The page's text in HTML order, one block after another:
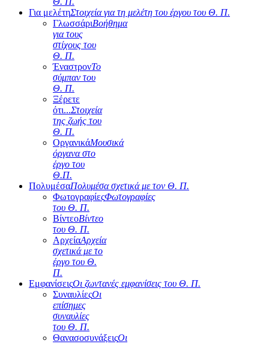
Για μελέτηΣτοιχεία για τη μελέτη του έργου του Θ. Π.
ΓλωσσάριΒοήθημα
για τους
στίχους του
Θ. Π.
ΈναστρονΤο
σύμπαν του
Θ. Π.
Ξέρετε
ότι...Στοιχεία
της ζωής του
Θ. Π.
ΟργανικάΜουσικά
όργανα στο
έργο του
Θ.Π.
ΠολυμέσαΠολυμέσα σχετικά με τον Θ. Π.
ΦωτογραφίεςΦωτογραφίες
του Θ. Π.
ΒίντεοΒίντεο
του Θ. Π.
ΑρχείαΑρχεία
σχετικά με το
έργο του Θ.
Π.
ΕμφανίσειςΟι ζωντανές εμφανίσεις του Θ. Π.
ΣυναυλίεςΟι
επίσημες
συναυλίες
του Θ. Π.
ΘανασοσυνάξειςΟι